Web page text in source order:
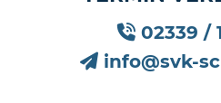
02339 /
info@svk-